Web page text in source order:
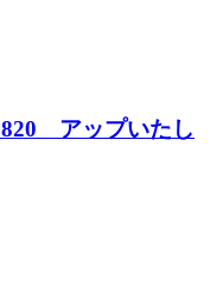
アップいたし